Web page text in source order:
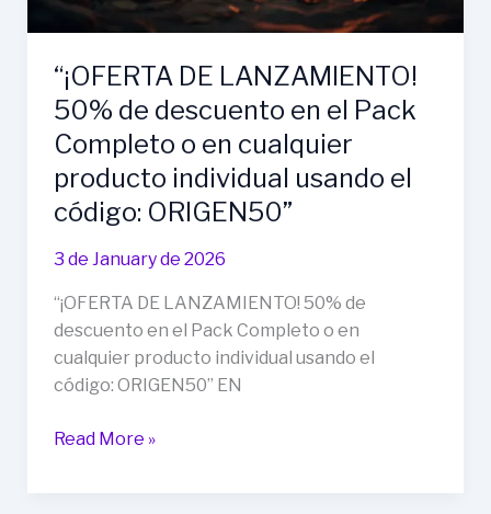
“¡OFERTA DE LANZAMIENTO!
50% de descuento en el Pack
Completo o en cualquier
producto individual usando el
código: ORIGEN50”
3 de January de 2026
“¡OFERTA DE LANZAMIENTO! 50% de
descuento en el Pack Completo o en
cualquier producto individual usando el
código: ORIGEN50” EN
“¡OFERTA
Read More »